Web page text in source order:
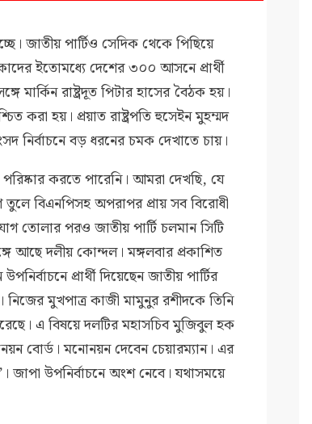
জাতীয় পার্টিও সেদিক থেকে পিছিয়ে
ইতোমধ্যে দেশের ৩০০ আসনে প্রার্থী
মার্কিন রাষ্ট্রদূত পিটার হাসের বৈঠক হয়।
করা হয়। প্রয়াত রাষ্ট্রপতি হুসেইন মুহম্মদ
নির্বাচনে বড় ধরনের চমক দেখাতে চায়।
করতে পারেনি। আমরা দেখছি, যে
বিএনপিসহ অপরাপর প্রায় সব বিরোধী
তোলার পরও জাতীয় পার্টি চলমান সিটি
আছে দলীয় কোন্দল। মঙ্গলবার প্রকাশিত
প্রার্থী দিয়েছেন জাতীয় পার্টির
মুখপাত্র কাজী মামুনুর রশীদকে তিনি
এ বিষয়ে দলটির মহাসচিব মুজিবুল হক
বোর্ড। মনোনয়ন দেবেন চেয়ারম্যান। এর
উপনির্বাচনে অংশ নেবে। যথাসময়ে